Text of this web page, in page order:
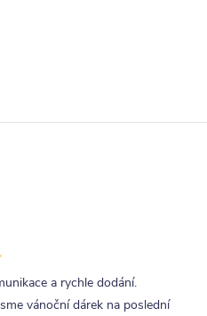
a rychle dodání.
vánoční dárek na poslední